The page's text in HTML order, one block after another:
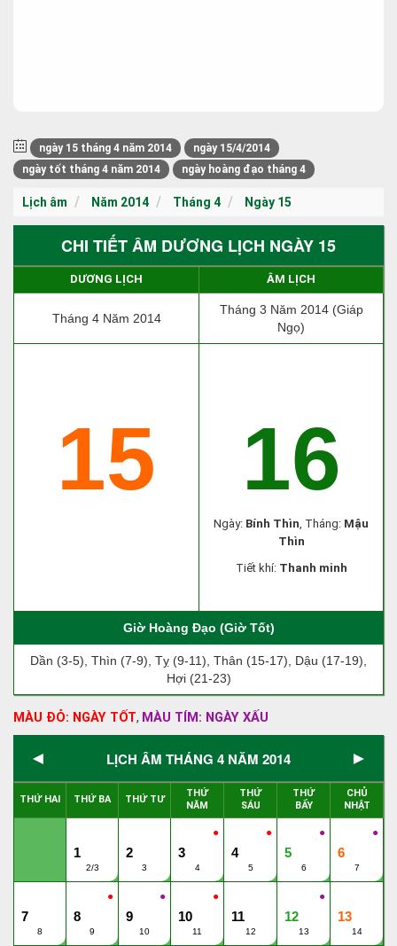
ngày 15 tháng 4 năm 2014
ngày 15/4/2014
ngày tốt tháng 4 năm 2014
ngày hoàng đạo tháng 4
Lịch âm Năm 2014 Tháng 4 Ngày 15
CHI TIẾT ÂM DƯƠNG LỊCH NGÀY 15
DƯƠNG LỊCH ÂM LỊCH
Tháng 4 Năm 2014
Tháng 3 Năm 2014 (Giáp
Ngọ)
15 16
Ngày: Bính Thìn, Tháng: Mậu
Thìn
Tiết khí: Thanh minh
Giờ Hoàng Đạo (Giờ Tốt)
Dần (3-5), Thìn (7-9), Tỵ (9-11), Thân (15-17), Dậu (17-19),
Hợi (21-23)
MÀU ĐỎ: NGÀY TỐT, MÀU TÍM: NGÀY XẤU
◄ LỊCH ÂM THÁNG 4 NĂM 2014 ►
THỨ HAI THỨ BA THỨ TƯ
THỨ
NĂM
THỨ
SÁU
THỨ
BẨY
CHỦ
NHẬT
1
2/3
2
3
●
3
4
●
4
5
●
5
6
●
6
7
7
8
●
8
9
●
9
10
●
10
11
11
12
●
12
13
13
14